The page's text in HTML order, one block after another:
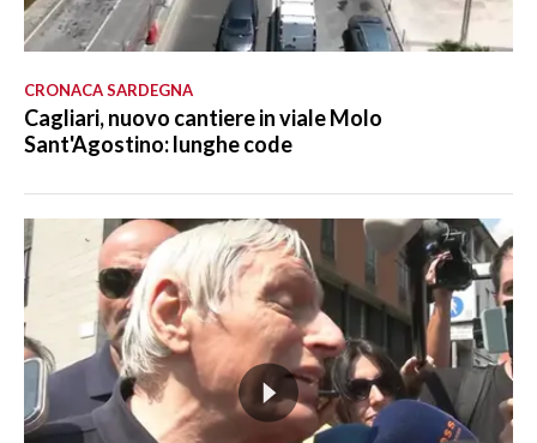
CRONACA SARDEGNA
Cagliari, nuovo cantiere in viale Molo
Sant'Agostino: lunghe code